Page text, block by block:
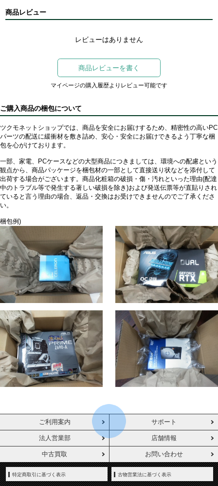
商品レビュー
レビューはありません
商品レビューを書く
マイページの購入履歴よりレビュー可能です
ご購入商品の梱包について
ツクモネットショップでは、商品を安全にお届けするため、精密性の高いPC
パーツの配送に緩衝材を敷き詰め、安心・安全にお届けできるよう丁寧な梱
包を心がけております。
一部、家電、PCケースなどの大型商品につきましては、環境への配慮という
観点から、商品パッケージを梱包材の一部として直接送り状などを添付して
出荷する場合がございます。商品化粧箱の破損・傷・汚れといった理由(配達
中のトラブル等で発生する著しい破損を除き)および発送伝票等が直貼りされ
ていると言う理由の場合、返品・交換はお受けできませんのでご了承くださ
い。
梱包例)
ご利用案内 サポート
法人営業部 店舗情報
中古買取 お問い合わせ
特定商取引に基づく表示 古物営業法に基づく表示